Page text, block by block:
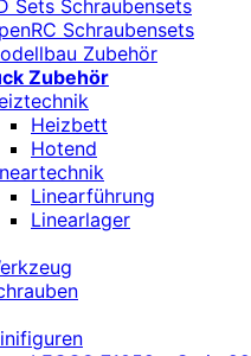
Sets Schraubensets
Schraubensets
Zubehör
Zubehör
Heizbett
Hotend
Linearführung
Linearlager